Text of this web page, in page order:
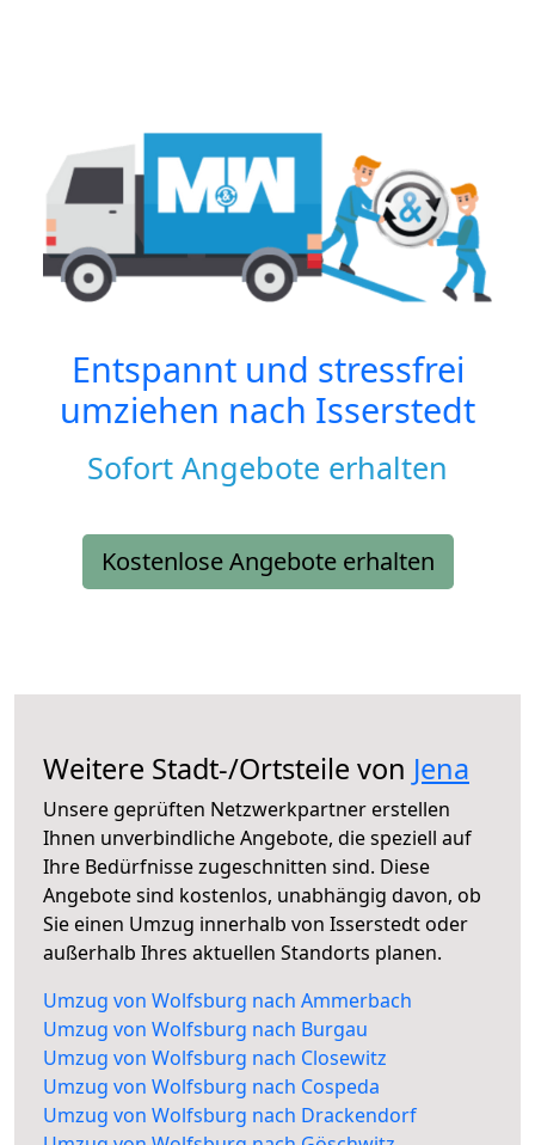
Entspannt und stressfrei
umziehen nach Isserstedt
Sofort Angebote erhalten
Kostenlose Angebote erhalten
Weitere Stadt-/Ortsteile von Jena
Unsere geprüften Netzwerkpartner erstellen
Ihnen unverbindliche Angebote, die speziell auf
Ihre Bedürfnisse zugeschnitten sind. Diese
Angebote sind kostenlos, unabhängig davon, ob
Sie einen Umzug innerhalb von Isserstedt oder
außerhalb Ihres aktuellen Standorts planen.
Umzug von Wolfsburg nach Ammerbach
Umzug von Wolfsburg nach Burgau
Umzug von Wolfsburg nach Closewitz
Umzug von Wolfsburg nach Cospeda
Umzug von Wolfsburg nach Drackendorf